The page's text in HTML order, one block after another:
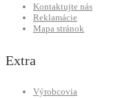
Kontaktujte nás
Reklamácie
Mapa stránok
Extra
Výrobcovia